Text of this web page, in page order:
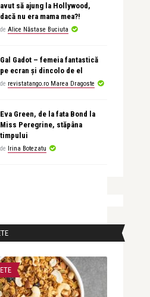
avut să ajung la Hollywood,
dacă nu era mama mea?!
de Alice Năstase Buciuta
Gal Gadot – femeia fantastică
pe ecran și dincolo de el
de revistatango.ro Marea Dragoste
Eva Green, de la fata Bond la
Miss Peregrine, stăpâna
timpului
de Irina Botezatu